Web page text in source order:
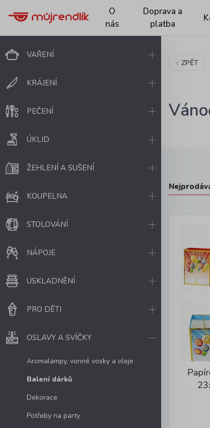
O
nás
Doprava a
platba
VAŘENÍ
KRÁJENÍ
PEČENÍ
ÚKLID
ŽEHLENÍ A SUŠENÍ
KOUPELNA
STOLOVÁNÍ
NÁPOJE
USKLADNĚNÍ
PRO DĚTI
OSLAVY A SVÍČKY
Aromalampy, vonné vosky a oleje
Balení dárků
Dekorace
Potřeby na party
ZPĚT